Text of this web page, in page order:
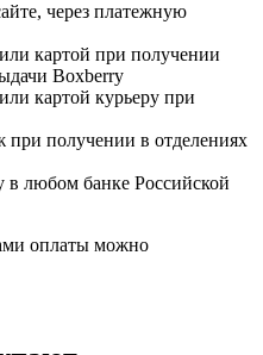
через платежную
картой при получении
Boxberry
картой курьеру при
получении в отделениях
в любом банке Российской
оплаты можно